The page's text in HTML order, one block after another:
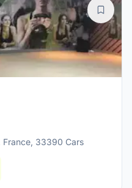
33390 Cars